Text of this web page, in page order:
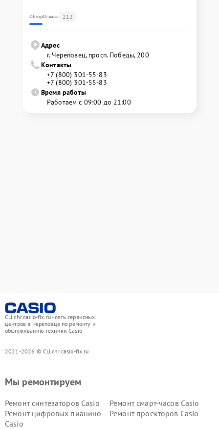
ОбзорОтзывы 212
Адрес
г. Череповец, просп. Победы, 200
Контакты
+7 (800) 301-55-83
+7 (800) 301-55-83
Время работы
Работаем с 09:00 до 21:00
СЦ chr.casio-fix.ru - сеть сервисных
центров в Череповце по ремонту и
обслуживанию техники Casio
2021-2026 © СЦ chr.casio-fix.ru
Мы ремонтируем
Ремонт синтезаторов Casio
Ремонт смарт-часов Casio
Ремонт цифровых пианино
Casio
Ремонт проекторов Casio